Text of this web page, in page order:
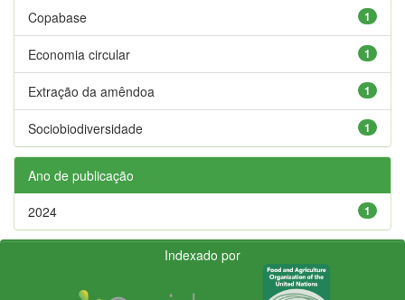
1
Copabase
1
Economia circular
1
Extração da amêndoa
1
Sociobiodiversidade
Ano de publicação
1
2024
Indexado por